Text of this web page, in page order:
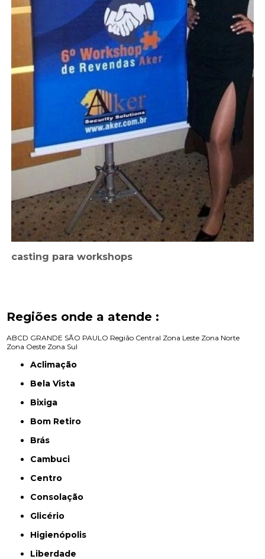
casting para workshops
Regiões onde a atende :
ABCD GRANDE SÃO PAULO Região Central Zona Leste Zona Norte
Zona Oeste Zona Sul
Aclimação
Bela Vista
Bixiga
Bom Retiro
Brás
Cambuci
Centro
Consolação
Glicério
Higienópolis
Liberdade